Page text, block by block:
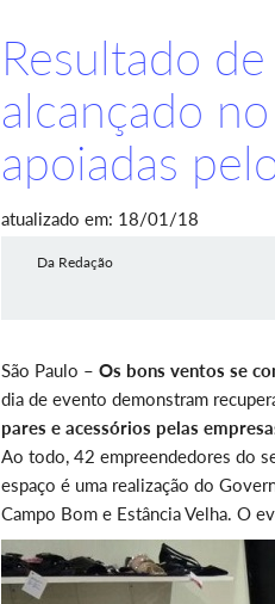
Resultado
alcançado
apoiadas
atualizado em: 18/01/18
Da Redação
São Paulo – Os bons ventos se
dia de evento demonstram
pares e acessórios pelas
Ao todo, 42 empreendedores do
espaço é uma realização do
Campo Bom e Estância Velha. O